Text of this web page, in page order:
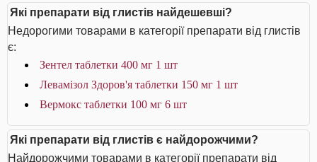
Які препарати від глистів найдешевші?
Недорогими товарами в категорії препарати від глистів
є:
Зентел таблетки 400 мг 1 шт
Левамізол Здоров'я таблетки 150 мг 1 шт
Вермокс таблетки 100 мг 6 шт
Які препарати від глистів є найдорожчими?
Найдорожчими товарами в категорії препарати від